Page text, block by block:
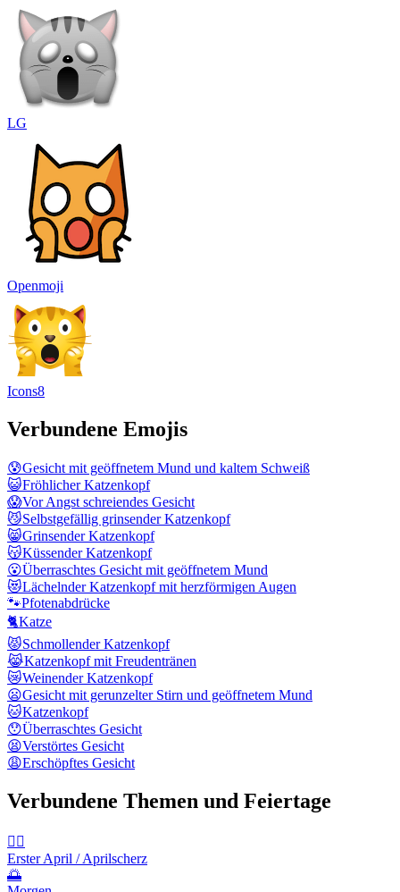
LG
Openmoji
Icons8
Verbundene Emojis
😰Gesicht mit geöffnetem Mund und kaltem Schweiß
😺Fröhlicher Katzenkopf
😱Vor Angst schreiendes Gesicht
😼Selbstgefällig grinsender Katzenkopf
😸Grinsender Katzenkopf
😽Küssender Katzenkopf
😮Überraschtes Gesicht mit geöffnetem Mund
😻Lächelnder Katzenkopf mit herzförmigen Augen
🐾Pfotenabdrücke
🐈Katze
😾Schmollender Katzenkopf
😹Katzenkopf mit Freudentränen
😿Weinender Katzenkopf
😦Gesicht mit gerunzelter Stirn und geöffnetem Mund
🐱Katzenkopf
😯Überraschtes Gesicht
😫Verstörtes Gesicht
😩Erschöpftes Gesicht
Verbundene Themen und Feiertage
🙆‍♂️
Erster April / Aprilscherz
🌅